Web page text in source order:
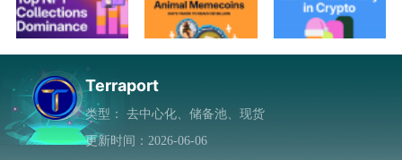
Terraport
类型：
去中心化、储备池、现货
更新时间：2026-06-06